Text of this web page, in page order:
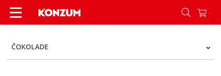
Ferrero Rocher Čokolada white hazelnut 90 g -
ČOKOLADE